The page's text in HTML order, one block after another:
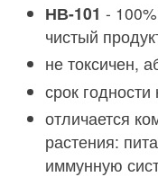
НВ-101 -
чистый
не токсичен,
срок
отличается
растения:
иммунную